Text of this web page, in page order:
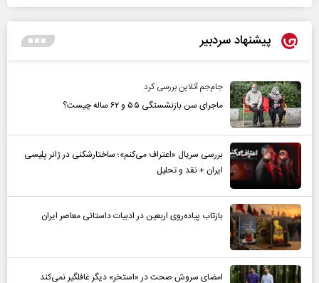
پیشنهاد سردبیر
جام‌جم آنلاین بررسی کرد
ماجرای سن بازنشستگی ۵۵ و ۶۲ ساله چیست؟
بررسی سریال «اعتراف می‌کنم»؛ ساختارشکنی در ژانر پلیسی
ایران + نقد و تحلیل
بازتاب پیاده‌روی اربعین در ادبیات داستانی معاصر ایران
امضای سروش صحت در «استخر» دیگر غافلگیر نمی‌کند